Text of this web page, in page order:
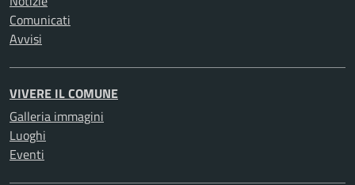
Comunicati
Avvisi
VIVERE IL COMUNE
Galleria immagini
Luoghi
Eventi